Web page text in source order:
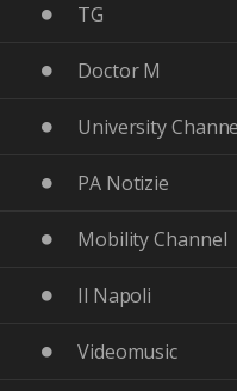
TG
Doctor M
University
PA Notizie
Mobility Channel
Il Napoli
Videomusic